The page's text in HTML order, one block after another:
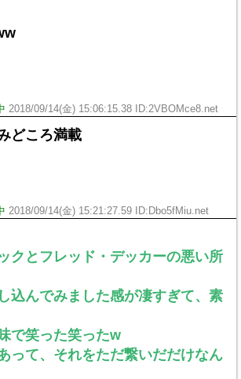
2018/09/14(金) 15:06:15.38 ID:2VBOMce8.net
どころ満載
2018/09/14(金) 15:21:27.59 ID:Dbo5fMiu.net
クとフレッド・デッカーの悪い所
込んでみました感が凄すぎて、素
で笑った笑ったw
って、それをただ繋いだだけなん